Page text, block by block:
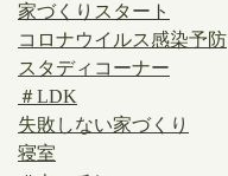
家づくりスタート
コロナウイルス感染予防
スタディコーナー
＃LDK
失敗しない家づくり
寝室